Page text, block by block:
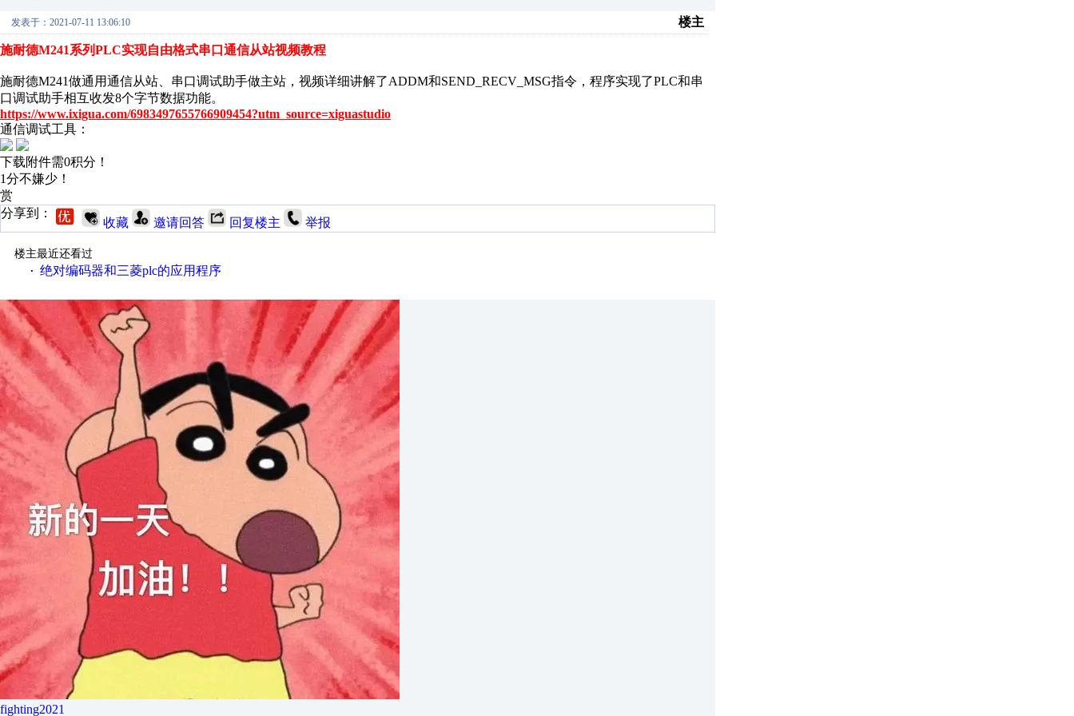
发表于：2021-07-11 13:06:10 楼主
施耐德M241系列PLC实现自由格式串口通信从站视频教程
施耐德M241做通用通信从站、串口调试助手做主站，视频详细讲解了ADDM和SEND_RECV_MSG指令，程序实现了PLC和串
口调试助手相互收发8个字节数据功能。
https://www.ixigua.com/6983497655766909454?utm_source=xiguastudio
通信调试工具：
下载附件需0积分！
1分不嫌少！
赏
分享到：
收藏 邀请回答 回复楼主 举报
楼主最近还看过
· 绝对编码器和三菱plc的应用程序
fighting2021